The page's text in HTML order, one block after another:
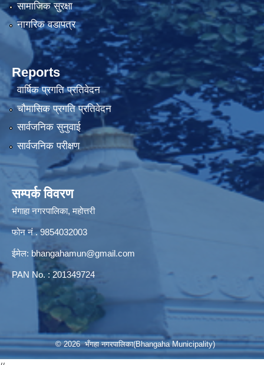
सामाजिक सुरक्षा
नागरिक वडापत्र
Reports
वार्षिक प्रगति प्रतिवेदन
चौमासिक प्रगति प्रतिवेदन
सार्वजनिक सुनुवाई
सार्वजनिक परीक्षण
सम्पर्क विवरण
भंगाहा नगरपालिका, महोत्तरी
फोन नं . 9854032003
ईमेल: bhangahamun@gmail.com
PAN No. : 201349724
© 2026 भँगहा नगरपालिका(Bhangaha Municipality)